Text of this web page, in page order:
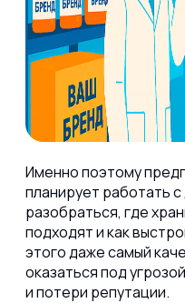
Именно поэтому
планирует работать
разобраться, где
подходят и как
этого даже самый
оказаться под
и потери репутации.